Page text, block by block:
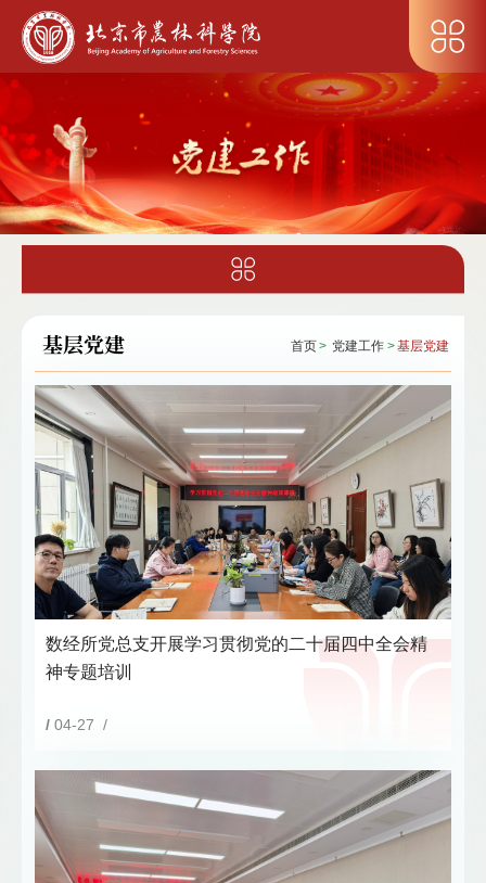
首页> 党建工作 >基层党建
基层党建
数经所党总支开展学习贯彻党的二十届四中全会精
神专题培训
/ 04-27 /